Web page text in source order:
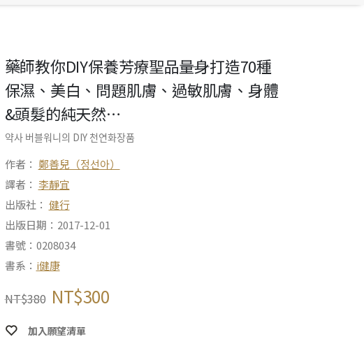
藥師教你DIY保養芳療聖品――量身打造70種
保濕、美白、問題肌膚、過敏肌膚、身體
&頭髮的純天然…
약사 버블워니의 DIY 천연화장품
作者： 鄭善兒（정선아）
譯者： 李靜宜
出版社： 健行
出版日期：2017-12-01
書號：0208034
書系： i健康
NT$380 NT$300
加入願望清單